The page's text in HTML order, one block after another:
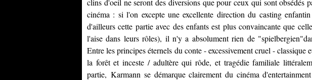
clins d'oeil ne seront des diversions que pour ceux qui sont obsédés
cinéma : si l'on excepte une excellente direction du casting
d'ailleurs cette partie avec des enfants est plus convaincante que
l'aise dans leurs rôles), il n'y a absolument rien de
Entre les principes éternels du conte - excessivement cruel - classique
la forêt et inceste / adultère qui rôde, et tragédie familiale
partie, Karmann se démarque clairement du cinéma